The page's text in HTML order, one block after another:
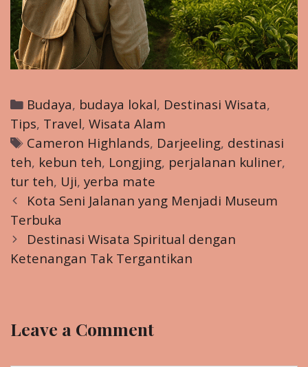
Categories
Budaya, budaya lokal, Destinasi Wisata,
Tips, Travel, Wisata Alam
Tags
Cameron Highlands, Darjeeling, destinasi
teh, kebun teh, Longjing, perjalanan kuliner,
tur teh, Uji, yerba mate
Post
navigation
Kota Seni Jalanan yang Menjadi Museum
Terbuka
Destinasi Wisata Spiritual dengan
Ketenangan Tak Tergantikan
Leave a Comment